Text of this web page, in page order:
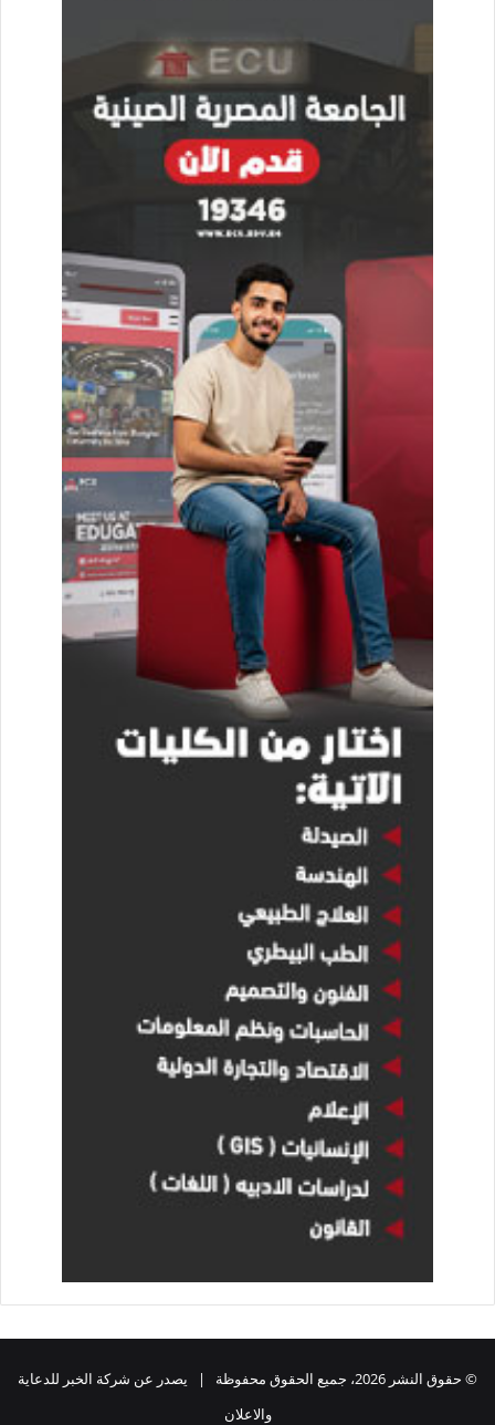
© حقوق النشر 2026، جميع الحقوق محفوظة | يصدر عن شركة الخبر للدعاية
والاعلان